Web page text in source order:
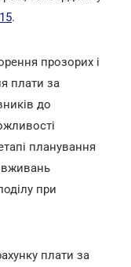
.
прозорих і
плати за
до
планування
при
плати за